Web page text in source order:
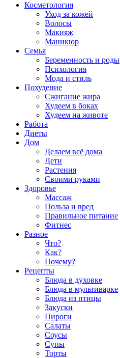
Косметология
Уход за кожей
Волосы
Макияж
Маникюр
Семья
Беременность и роды
Психология
Мода и стиль
Похудение
Сжигание жира
Худеем в боках
Худеем на животе
Работа
Диеты
Дом
Делаем всё дома
Дети
Растения
Своими руками
Здоровье
Массаж
Польза и вред
Правильное питание
Фитнес
Разное
Что?
Как?
Почему?
Рецепты
Блюда в духовке
Блюда в мультиварке
Блюда из птицы
Закуски
Пироги
Салаты
Соусы
Супы
Торты